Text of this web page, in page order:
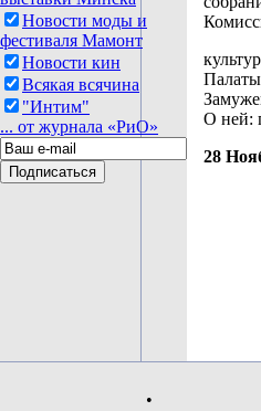
Новости моды и
фестиваля Мамонт
Новости кин
Всякая всячина
"Интим"
... от журнала «РиО»
Палаты
О ней:
28
•